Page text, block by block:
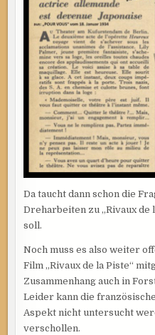
Da taucht dann schon die
Dreharbeiten zu „Rivaux de
soll.
Noch muss es also weiter
Film „Rivaux de la Piste“
Zusammenhang auch in
Leider kann die
Aspekt nicht untersucht
verschollen.